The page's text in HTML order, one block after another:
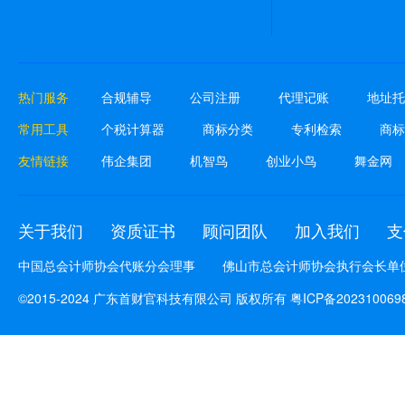
热门服务 合规辅导 公司注册 代理记账
地址
常用工具
个税计算器 商标分类 专利检索
商
友情链接
伟企集团 机智鸟 创业小鸟 舞金网
关于我们 资质证书 顾问团队 加入我们
中国总会计师协会代账分会理事
佛山市总会计师协会执行会长单
©2015-2024 广东首财官科技有限公司 版权所有 粤ICP备